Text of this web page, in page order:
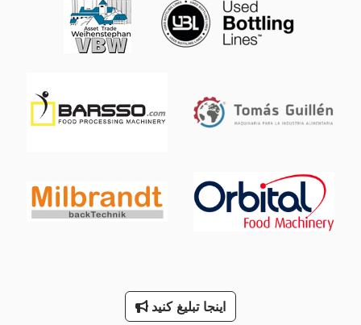
International 584
Kgs 1670
Tak 18
درب سردخانه
دو دندانه دار کردن مطبوعات
اینجا تبلیغ کنید